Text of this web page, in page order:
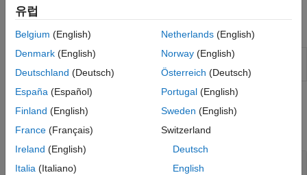
앱
볼륨
뷰어
볼륨 데이터 및 레이블이 지정된 볼륨 데이터
표시
함수
모두 확장
볼륨을 3차원 뷰어에서 렌더링하기
유럽
Belgium (English)
Denmark (English)
Deutschland (Deutsch)
España (Español)
Finland (English)
France (Français)
Ireland (English)
Italia (Italiano)
Netherlands(English)
Norway(English)
Österreich (Deutsch)
Portugal(English)
Sweden (English)
Switzerland
Deutsch
English